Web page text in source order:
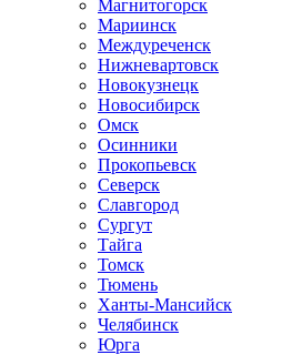
Магнитогорск
Мариинск
Междуреченск
Нижневартовск
Новокузнецк
Новосибирск
Омск
Осинники
Прокопьевск
Северск
Славгород
Сургут
Тайга
Томск
Тюмень
Ханты-Мансийск
Челябинск
Юрга